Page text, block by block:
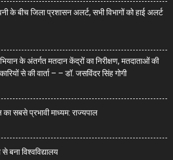
के बीच जिला प्रशासन अलर्ट, सभी विभागों को हाई अलर्ट
के अंतर्गत मतदान केंद्रों का निरीक्षण, मतदाताओं की
से की वार्ता – – डॉ. जसविंदर सिंह गोगी
सबसे प्रभावी माध्यम: राज्यपाल
बना विश्वविद्यालय